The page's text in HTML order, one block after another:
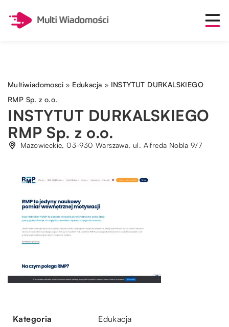
Multiwiadomosci » Edukacja » INSTYTUT DURKALSKIEGO
RMP Sp. z o.o.
INSTYTUT DURKALSKIEGO
RMP Sp. z o.o.
Mazowieckie, 03-930 Warszawa, ul. Alfreda Nobla 9/7
Kategoria Edukacja